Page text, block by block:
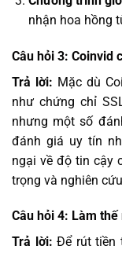
nhận hoa hồng
Câu hỏi 3: Coinvid
Trả lời: Mặc dù
như chứng chỉ
nhưng một số
đánh giá uy tín
ngại về độ tin cậy
trọng và nghiên
Câu hỏi 4: Làm
Trả lời:Để rút tiền